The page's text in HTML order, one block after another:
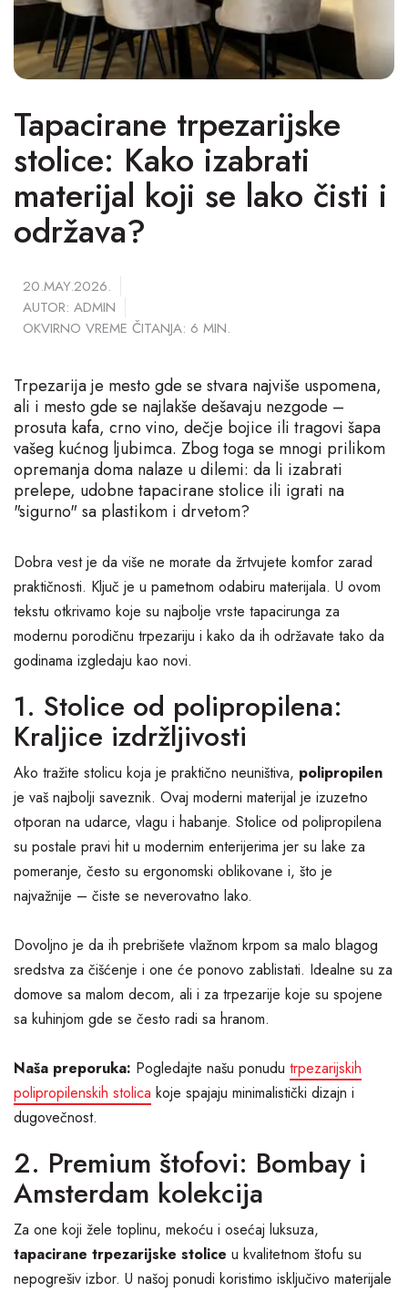
Tapacirane trpezarijske
stolice: Kako izabrati
materijal koji se lako čisti i
održava?
20.MAY.2026.
AUTOR: ADMIN
OKVIRNO VREME ČITANJA: 6 MIN.
Trpezarija je mesto gde se stvara najviše uspomena,
ali i mesto gde se najlakše dešavaju nezgode –
prosuta kafa, crno vino, dečje bojice ili tragovi šapa
vašeg kućnog ljubimca. Zbog toga se mnogi prilikom
opremanja doma nalaze u dilemi: da li izabrati
prelepe, udobne tapacirane stolice ili igrati na
"sigurno" sa plastikom i drvetom?
Dobra vest je da više ne morate da žrtvujete komfor zarad
praktičnosti. Ključ je u pametnom odabiru materijala. U ovom
tekstu otkrivamo koje su najbolje vrste tapacirunga za
modernu porodičnu trpezariju i kako da ih održavate tako da
godinama izgledaju kao novi.
1. Stolice od polipropilena:
Kraljice izdržljivosti
Ako tražite stolicu koja je praktično neuništiva, polipropilen
je vaš najbolji saveznik. Ovaj moderni materijal je izuzetno
otporan na udarce, vlagu i habanje. Stolice od polipropilena
su postale pravi hit u modernim enterijerima jer su lake za
pomeranje, često su ergonomski oblikovane i, što je
najvažnije – čiste se neverovatno lako.
Dovoljno je da ih prebrišete vlažnom krpom sa malo blagog
sredstva za čišćenje i one će ponovo zablistati. Idealne su za
domove sa malom decom, ali i za trpezarije koje su spojene
sa kuhinjom gde se često radi sa hranom.
Naša preporuka: Pogledajte našu ponudu trpezarijskih
polipropilenskih stolica koje spajaju minimalistički dizajn i
dugovečnost.
2. Premium štofovi: Bombay i
Amsterdam kolekcija
Za one koji žele toplinu, mekoću i osećaj luksuza,
tapacirane trpezarijske stolice u kvalitetnom štofu su
nepogrešiv izbor. U našoj ponudi koristimo isključivo materijale